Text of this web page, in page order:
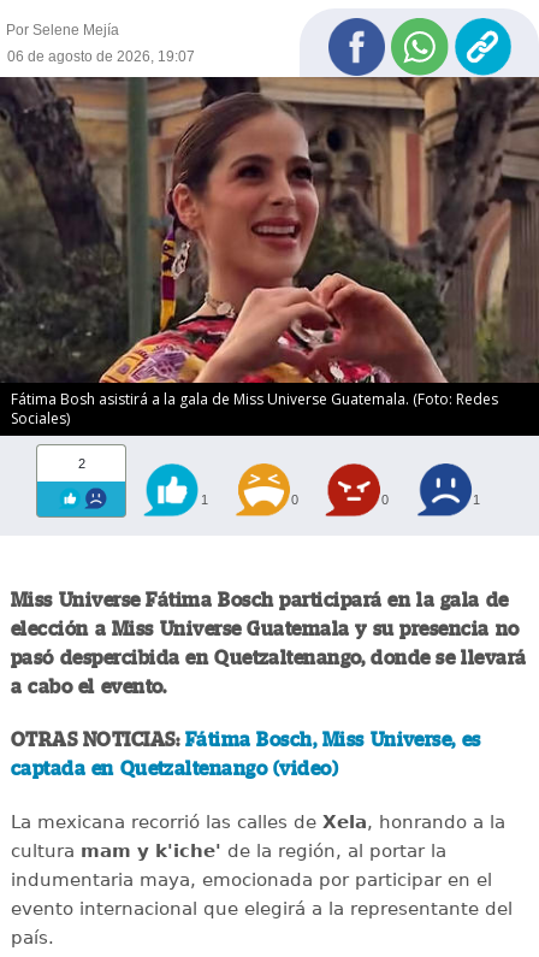
Por Selene Mejía
06 de agosto de 2026, 19:07
Fátima Bosh asistirá a la gala de Miss Universe Guatemala. (Foto: Redes
Sociales)
2
1 0 0 1
Miss Universe Fátima Bosch participará en la gala de
elección a Miss Universe Guatemala y su presencia no
pasó despercibida en Quetzaltenango, donde se llevará
a cabo el evento.
OTRAS NOTICIAS: Fátima Bosch, Miss Universe, es
captada en Quetzaltenango (video)
La mexicana recorrió las calles deXela, honrando a la
cultura mam y k'iche' de la región, al portar la
indumentaria maya, emocionada por participar en el
evento internacional que elegirá a la representante del
país.